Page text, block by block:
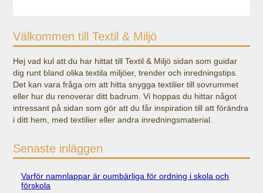
Välkommen till Textil & Miljö
Hej vad kul att du har hittat till Textil & Miljö sidan som guidar
dig runt bland olika textila miljöer, trender och inredningstips.
Det kan vara fråga om att hitta snygga textilier till sovrummet
eller hur du renoverar ditt badrum. Vi hoppas du hittar något
intressant på sidan som gör att du får inspiration till att förändra
i ditt hem, med textilier eller andra inredningsmaterial.
Senaste inläggen
Varför namnlappar är oumbärliga för ordning i skola och
förskola